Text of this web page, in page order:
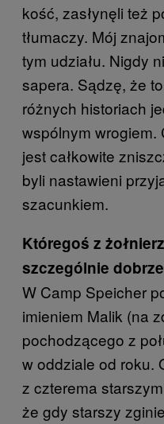
kość, zasłynęli też
tłumaczy. Mój
tym udziału. Nigdy
sapera. Sądzę, że
różnych historiach
wspólnym wrogiem.
jest całkowite
byli nastawieni
szacunkiem.
Któregoś z
szczególnie
W Camp Speicher
imieniem Malik (na
pochodzącego z
w oddziale od roku.
z czterema
że gdy starszy